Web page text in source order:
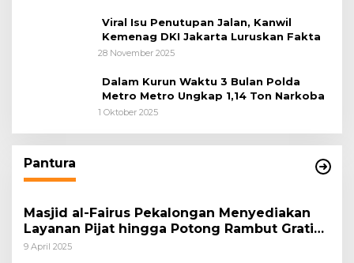
Viral Isu Penutupan Jalan, Kanwil
Kemenag DKI Jakarta Luruskan Fakta
28 November 2025
Dalam Kurun Waktu 3 Bulan Polda
Metro Metro Ungkap 1,14 Ton Narkoba
1 Oktober 2025
Pantura
Masjid al-Fairus Pekalongan Menyediakan
Layanan Pijat hingga Potong Rambut Gratis
bagi Pemudik Lebaran 2025
9 April 2025